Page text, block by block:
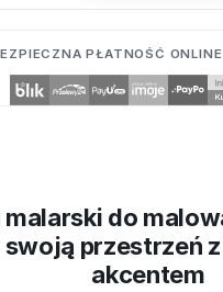
PŁATNOŚĆ
malarski do
przestrzeń
akcentem